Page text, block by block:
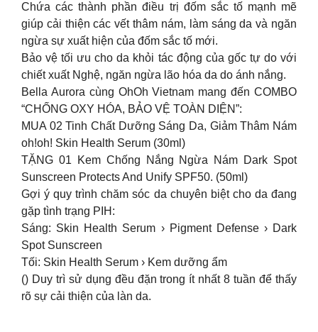
Chứa các thành phần điều trị đốm sắc tố mạnh mẽ
giúp cải thiện các vết thâm nám, làm sáng da và ngăn
ngừa sự xuất hiện của đốm sắc tố mới.
Bảo vệ tối ưu cho da khỏi tác động của gốc tự do với
chiết xuất Nghệ, ngăn ngừa lão hóa da do ánh nắng.
Bella Aurora cùng OhOh Vietnam mang đến COMBO
“CHỐNG OXY HÓA, BẢO VỆ TOÀN DIỆN”:
MUA 02 Tinh Chất Dưỡng Sáng Da, Giảm Thâm Nám
oh!oh! Skin Health Serum (30ml)
TẶNG 01 Kem Chống Nắng Ngừa Nám Dark Spot
Sunscreen Protects And Unify SPF50. (50ml)
Gợi ý quy trình chăm sóc da chuyên biệt cho da đang
gặp tình trạng PIH:
Sáng: Skin Health Serum › Pigment Defense › Dark
Spot Sunscreen
Tối: Skin Health Serum › Kem dưỡng ẩm
() Duy trì sử dụng đều đặn trong ít nhất 8 tuần để thấy
rõ sự cải thiện của làn da.